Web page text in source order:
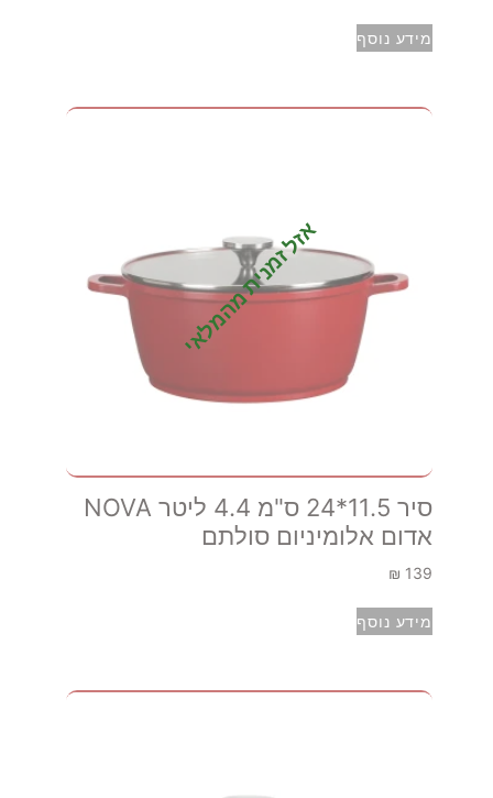
מידע נוסף
אזל זמנית מהמלאי
סיר 11.5*24 ס"מ 4.4 ליטר NOVA
אדום אלומיניום סולתם
139
₪
מידע נוסף